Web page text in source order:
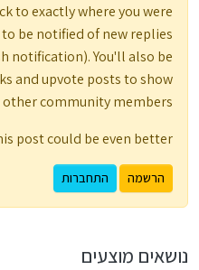
to exactly where you were
be notified of new replies
notification). You'll also be
and upvote posts to show
community members.
post could be even better 💗
הרשמה התחברות
נושאים מוצעים